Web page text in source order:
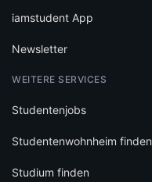
iamstudent App
Newsletter
WEITERE SERVICES
Studentenjobs
Studentenwohnheim finden
Studium finden